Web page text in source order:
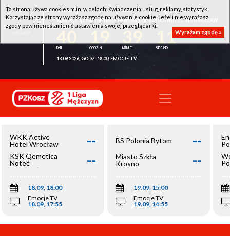
WKK ACTIVE HOTEL WROCŁAW - KSK QEMETICA NOTEĆ INOWROCŁAW
11
18.09.2026, GODZ. 18:00, EMOCJE TV
WKK Active
Hotel Wrocław
--
KSK Qemetica
Noteć
Inowrocław
--
18.09, 18:00
Emocje TV
18.09, 17:55
BS Polonia Bytom --
Miasto Szkła
Krosno
--
19.09, 15:00
Emocje TV
19.09, 14:55
Ta strona używa cookies m.in. w celach: świadczenia usług, reklamy, statystyk.
Korzystając ze strony wyrażasz zgodę na używanie cookie. Jeżeli nie wyrażasz
zgody powinieneś zmienić ustawienia swojej przeglądarki.
Wyrażam zgodę »